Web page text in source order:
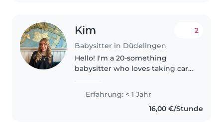
Kim
Babysitter in Düdelingen
2
Hello! I'm a 20-something
babysitter who loves taking care
attentive, and patient, with a
passion for drawing, music, and
games. I'm comfortable with..
Erfahrung: < 1 Jahr
16,00 €/Stunde